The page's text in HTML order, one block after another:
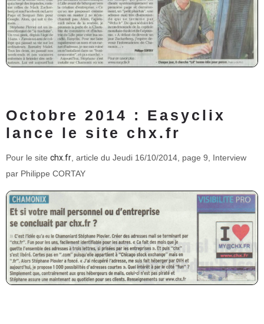
Octobre 2014 : Easyclix
lance le site chx.fr
Pour le site chx.fr , article du Jeudi 16/10/2014, page 9, Interview
par Philippe CORTAY